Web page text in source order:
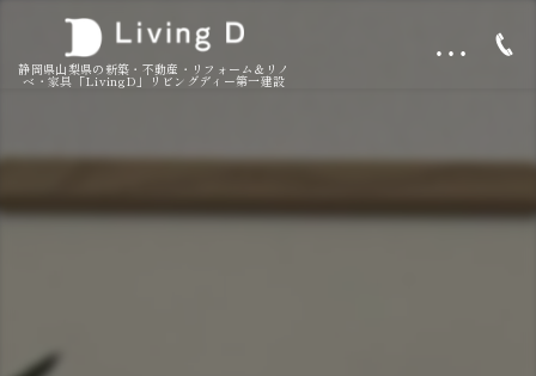
静岡県山梨県の新築・不動産・リフォーム＆リノ
ベ・家具「LivingD」リビングディー第一建設
…